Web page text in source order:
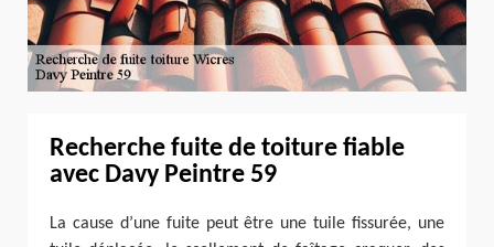
Recherche fuite de toiture fiable
avec Davy Peintre 59
La cause d’une fuite peut être une tuile fissurée, une